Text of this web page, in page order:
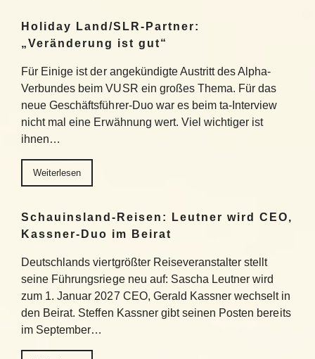
Holiday Land/SLR-Partner:
„Veränderung ist gut“
Für Einige ist der angekündigte Austritt des Alpha-
Verbundes beim VUSR ein großes Thema. Für das
neue Geschäftsführer-Duo war es beim ta-Interview
nicht mal eine Erwähnung wert. Viel wichtiger ist
ihnen…
Weiterlesen
Schauinsland-Reisen: Leutner wird CEO,
Kassner-Duo im Beirat
Deutschlands viertgrößter Reiseveranstalter stellt
seine Führungsriege neu auf: Sascha Leutner wird
zum 1. Januar 2027 CEO, Gerald Kassner wechselt in
den Beirat. Steffen Kassner gibt seinen Posten bereits
im September…